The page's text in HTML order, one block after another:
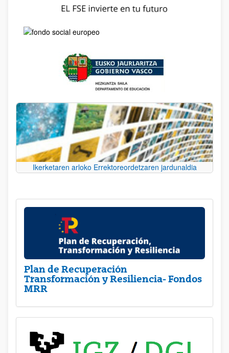
Ikerketaren arloko Errektoreordetzaren jardunaldia
Plan de Recuperación
Transformación y Resiliencia- Fondos
MRR